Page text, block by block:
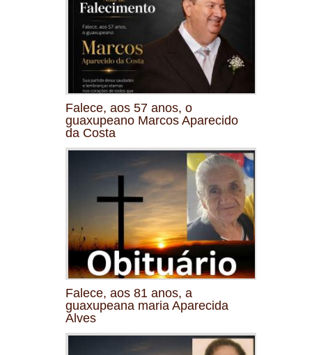
Falece, aos 57 anos, o
guaxupeano Marcos Aparecido
da Costa
Falece, aos 81 anos, a
guaxupeana maria Aparecida
Alves